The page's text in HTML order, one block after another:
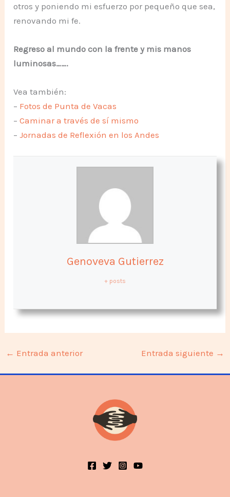
otros y poniendo mi esfuerzo por pequeño que sea,
renovando mi fe.
Regreso al mundo con la frente y mis manos
luminosas…….
Vea también:
– Fotos de Punta de Vacas
–Caminar a través de sí mismo
–Jornadas de Reflexión en los Andes
Genoveva Gutierrez
+ posts
← Entrada anterior Entrada siguiente →